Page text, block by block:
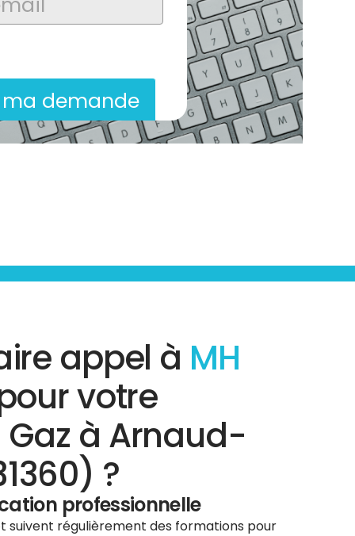
ma demande
appel à MH
votre
à Arnaud-
?
professionnelle
suivent régulièrement des formations pour